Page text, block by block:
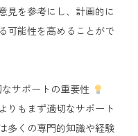
見を参考にし、計画的に
可能性を高めることがで
サポートの重要性
りもまず適切なサポート
多くの専門的知識や経験